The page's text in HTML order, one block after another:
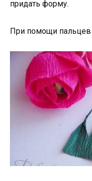
придать форму.
При помощи пальцев